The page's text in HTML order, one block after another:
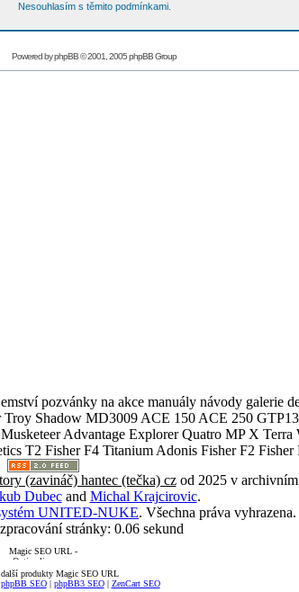
Nesouhlasím s těmito podmínkami.
Powered byphpBB© 2001, 2005 phpBB Group
pozvánky na akce manuály návody galerie
Shadow MD3009 ACE 150 ACE 250
Advantage Explorer Quatro MP X
T2 Fisher F4 Titanium Adonis Fisher F2 Fisher
(zavináč) hantec (tečka) czod 2025 v archivním
Dubecand Michal Krajcirovic.
UNITED-NUKE. Všechna práva vyhrazena.
stránky: 0.06 sekund
další produkty Magic SEO URL
phpBB SEO| phpBB3 SEO| ZenCart SEO